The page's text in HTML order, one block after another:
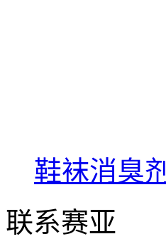
鞋袜消臭剂
联系赛亚